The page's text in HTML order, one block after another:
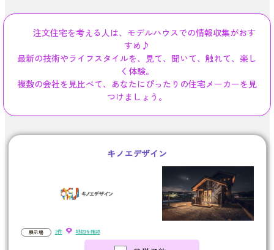
注文住宅を考える人は、モデルハウスでの情報収集がおす
すめ♪
最新の技術やライフスタイルを、見て、聞いて、触れて、楽し
く体験。
複数の会社を見比べて、あなたにぴったりの住宅メーカーを見
つけましょう。
キノエデザイン
展示場 2件 地図を確認